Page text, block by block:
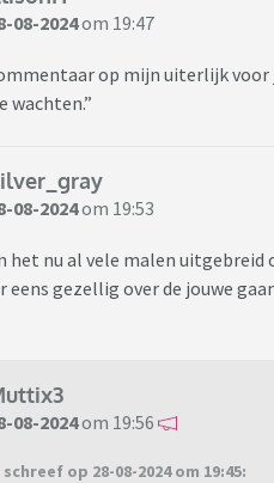
08-2024om 19:47
op mijn uiterlijk
wachten.”
08-2024om 19:53
het nu al vele malen
eens gezellig over de jouwe
08-2024om 19:56
op 28-08-2024 om 19:45: